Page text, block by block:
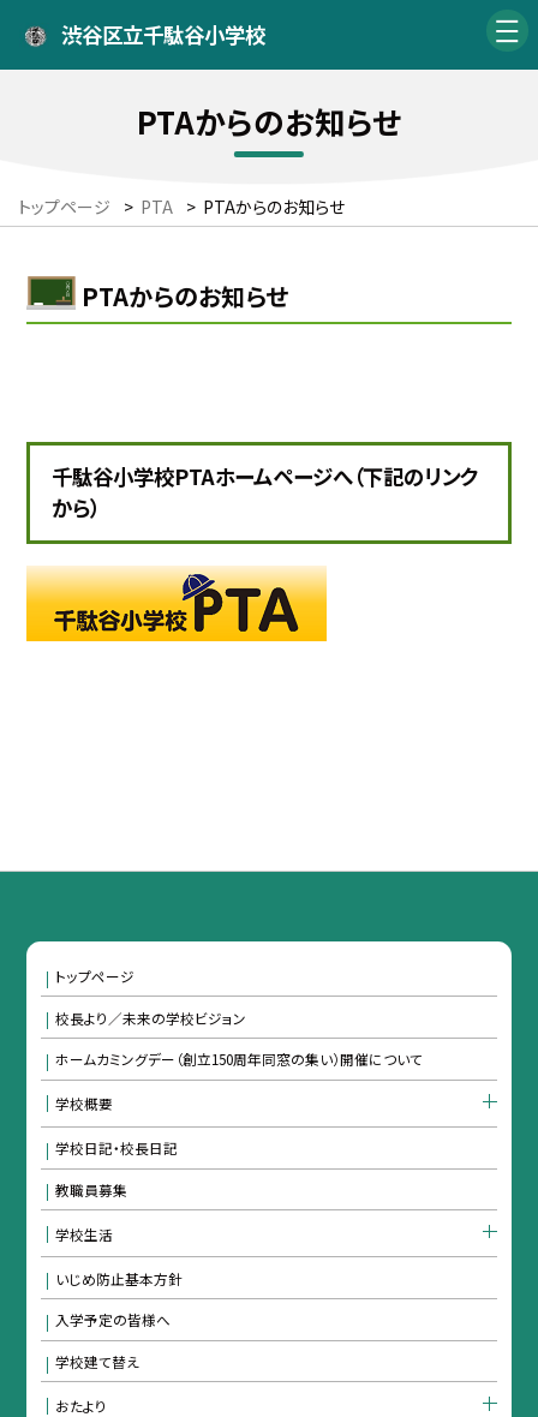
渋谷区立千駄谷小学校
PTAからのお知らせ
トップページ > PTA > PTAからのお知らせ
PTAからのお知らせ
千駄谷小学校PTAホームページへ（下記のリンク
から）
トップページ
校長より／未来の学校ビジョン
ホームカミングデー（創立150周年同窓の集い）開催について
学校概要
学校日記・校長日記
教職員募集
学校生活
いじめ防止基本方針
入学予定の皆様へ
学校建て替え
おたより